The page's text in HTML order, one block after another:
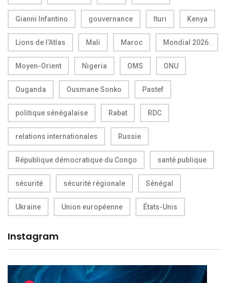
Gianni Infantino gouvernance Ituri Kenya
Lions de l’Atlas Mali Maroc Mondial 2026.
Moyen-Orient Nigeria OMS ONU
Ouganda Ousmane Sonko Pastef
politique sénégalaise Rabat RDC
relations internationales Russie
République démocratique du Congo santé publique
sécurité sécurité régionale Sénégal
Ukraine Union européenne États-Unis
Instagram